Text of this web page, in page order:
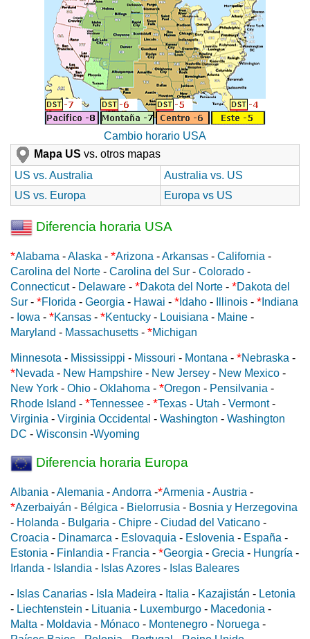
Cambio horario USA
Mapa US vs. otros mapas
US vs. Australia
Australia vs. US
US vs. Europa
Europa vs US
Diferencia horaria USA
*Alabama -Alaska - *Arizona -Arkansas - California -
Carolina del Norte - Carolina del Sur - Colorado -
Connecticut- Delaware - *Dakota del Norte - *Dakota del
Sur - *Florida - Georgia - Hawai - * Idaho - Illinois - * Indiana
- Iowa - *Kansas - *Kentucky - Louisiana - Maine -
Maryland - Massachusetts - *Michigan
Minnesota - Mississippi - Missouri - Montana - *Nebraska -
*Nevada - New Hampshire - New Jersey - New Mexico -
New York - Ohio - Oklahoma - *Oregon - Pensilvania -
Rhode Island - *Tennessee - *Texas - Utah - Vermont-
Virginia - Virginia Occidental - Washington - Washington
DC - Wisconsin -Wyoming
Diferencia horaria Europa
Albania -Alemania -Andorra -*Armenia -Austria -
*Azerbaiyán - Bélgica - Bielorrusia - Bosnia y Herzegovina
- Holanda - Bulgaria - Chipre - Ciudad del Vaticano -
Croacia - Dinamarca - Eslovaquia - Eslovenia - España -
Estonia - Finlandia - Francia - *Georgia - Grecia - Hungría -
Irlanda - Islandia - Islas Azores - Islas Baleares
- Islas Canarias - Isla Madeira - Italia - Kazajistán - Letonia
- Liechtenstein - Lituania - Luxemburgo - Macedonia -
Malta - Moldavia - Mónaco - Montenegro - Noruega -